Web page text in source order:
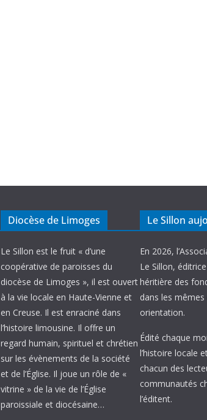
Diocèse de Limoges
Le Sillon est le fruit « d’une
coopérative de paroisses du
diocèse de Limoges », il est ouvert
à la vie locale en Haute-Vienne et
en Creuse. Il est enraciné dans
l’histoire limousine. Il offre un
regard humain, spirituel et chrétien
sur les évènements de la société
et de l’Église. Il joue un rôle de «
vitrine » de la vie de l’Église
paroissiale et diocésaine…
Le Sillon
En 2026,
Le Sillon,
héritière des
dans les
orientation.
Édité chaque
l’histoire locale
chacun des
communautés
l’éditent.